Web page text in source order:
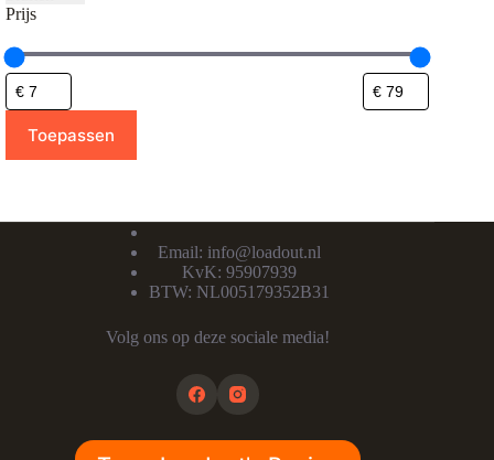
Prijs
Toepassen
Email: info@loadout.nl
KvK: 95907939
BTW: NL005179352B31
Volg ons op deze sociale media!